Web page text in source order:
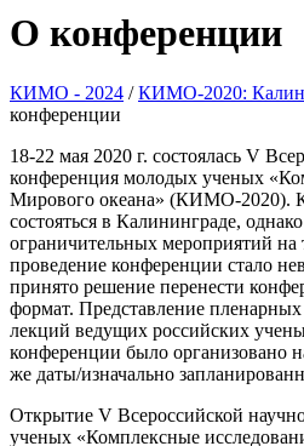
О конференции
КИМО - 2024 /КИМО-2020:
конференции
18-22 мая 2020 г. состоялась V
конференция молодых ученых
Мирового океана» (КИМО-2020).
состояться в Калининграде,
ограничительных мероприятий на
проведение конференции стало
принято решение перенести
формат. Представление
лекций ведущих российских
конференции было организовано
же даты/изначально
Открытие V Всероссийской
ученых «Комплексные